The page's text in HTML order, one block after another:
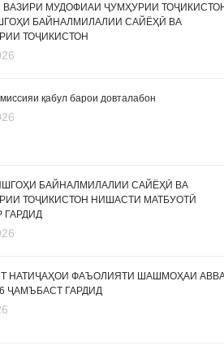
МУДОФИАИ ҶУМҲУРИИ
БАЙНАЛМИЛАЛИИ САЙЁҲӢ ВА
ТОҶИКИСТОН
қабул барои довталабон
БАЙНАЛМИЛАЛИИ САЙЁҲӢ ВА
ТОҶИКИСТОН НИШАСТИ МАТБУОТӢ
ГАРДИД
НАТИҶАҲОИ ФАЪОЛИЯТИ ШАШМОҲАИ
ҶАМЪБАСТ ГАРДИД